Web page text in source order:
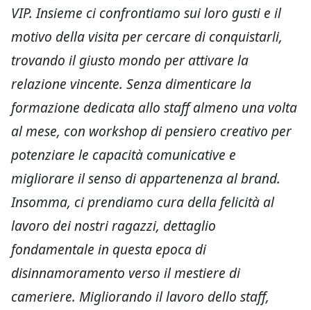
VIP. Insieme ci confrontiamo sui loro gusti e il
motivo della visita per cercare di conquistarli,
trovando il giusto mondo per attivare la
relazione vincente. Senza dimenticare la
formazione dedicata allo staff almeno una volta
al mese, con workshop di pensiero creativo per
potenziare le capacità comunicative e
migliorare il senso di appartenenza al brand.
Insomma, ci prendiamo cura della felicità al
lavoro dei nostri ragazzi, dettaglio
fondamentale in questa epoca di
disinnamoramento verso il mestiere di
cameriere. Migliorando il lavoro dello staff,